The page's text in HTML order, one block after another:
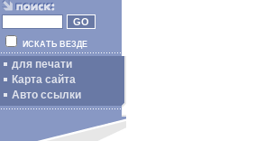
ИСКАТЬ ВЕЗДЕ
для печати
Карта сайта
Авто ссылки